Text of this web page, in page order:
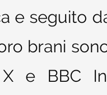
e seguito
brani
e BBC